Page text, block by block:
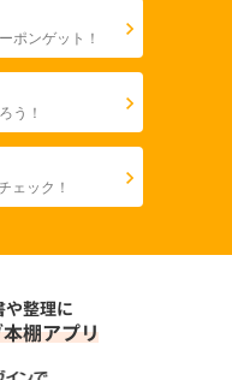
ポンゲット！
う！
ェック！